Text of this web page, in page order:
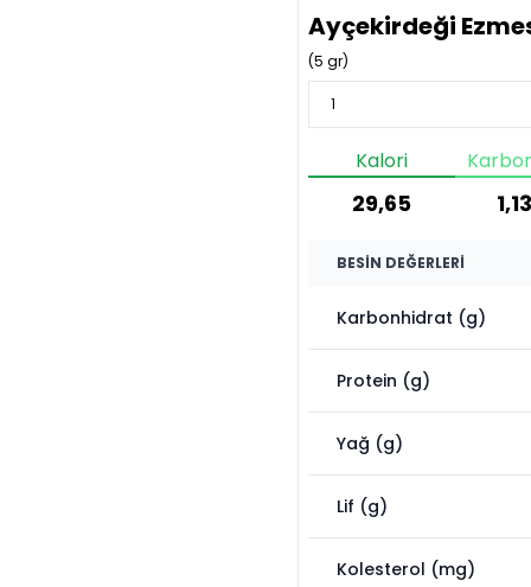
Ayçekirdeği
(5 gr)
Kalori
29,65 1,13
BESIN DEĞERLERI
Karbonhidrat (g)
Protein (g)
Yağ (g)
Lif (g)
Kolesterol (mg)